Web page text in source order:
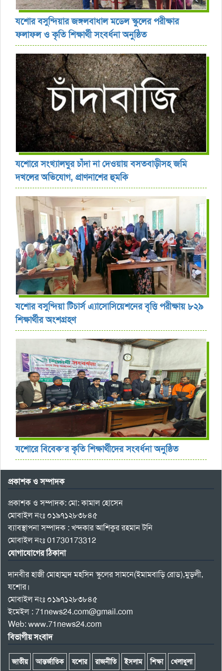
যশোর বসুন্দিয়ার জঙ্গলবাধাল মডেল স্কুলের পরীক্ষার
ফলাফল ও কৃতি শিক্ষার্থী সংবর্ধনা অনুষ্ঠিত
যশোরে সংখ্যালঘুর চাঁদা না দেওয়ায় বসতবাড়ীসহ জমি
দখলের অভিযোগ, প্রাণনাশের হুমকি
যশোর বসুন্দিয়া টিচার্স এ্যাসোসিয়েশনের বৃত্তি পরীক্ষায় ৮২৯
শিক্ষার্থীর অংশগ্রহণ
যশোরে বিবেক’র কৃতি শিক্ষার্থীদের সংবর্ধনা অনুষ্ঠিত
প্রকাশক ও সম্পাদক
প্রকাশক ও সম্পাদক: মো: কামাল হোসেন
মোবাইল নংঃ ০১৯৭১২৮৩৮৪৫
ব্যাবস্থাপনা সম্পাদক : খন্দকার আশিকুর রহমান টনি
মোবাইল নংঃ 01730173312
যোগাযোগের ঠিকানা
দানবীর হাজী মোহাম্মদ মহসিন স্কুলের সামনে(ইমামবাড়ি রোড),মুড়লী,
যশোর।
মোবাইল নংঃ ০১৯৭১২৮৩৮৪৫
ইমেইল : 71news24.com@gmail.com
Web: www.71news24.com
বিভাগীয় সংবাদ
জাতীয় আন্তর্জাতিক যশোর রাজনীতি ইসলাম শিক্ষা খেলাধুলা